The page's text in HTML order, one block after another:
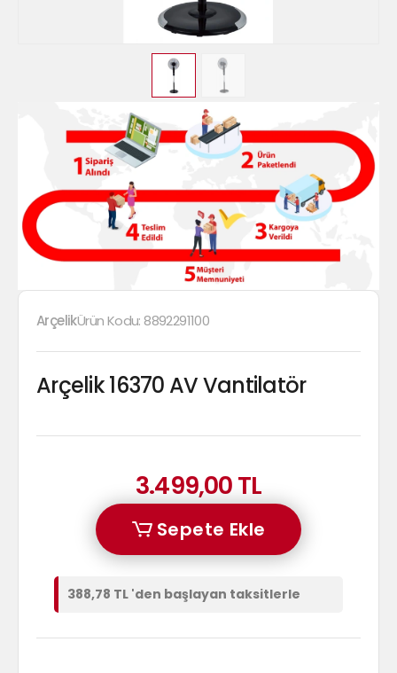
ArçelikÜrün Kodu: 8892291100
Arçelik 16370 AV Vantilatör
3.499,00 TL
Sepete Ekle
388,78 TL 'den başlayan taksitlerle